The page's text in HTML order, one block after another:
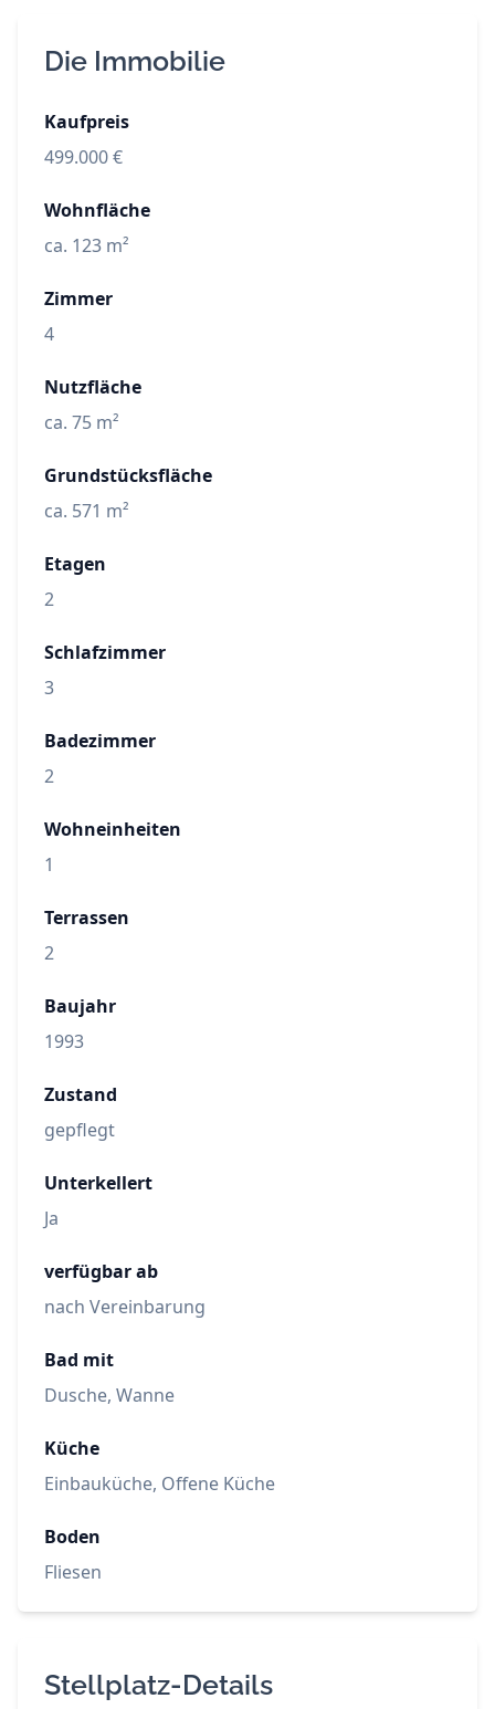
Die Immobilie
Kaufpreis
499.000 €
Wohnfläche
ca. 123 m²
Zimmer
4
Nutzfläche
ca. 75 m²
Grundstücksfläche
ca. 571 m²
Etagen
2
Schlafzimmer
3
Badezimmer
2
Wohneinheiten
1
Terrassen
2
Baujahr
1993
Zustand
gepflegt
Unterkellert
Ja
verfügbar ab
nach Vereinbarung
Bad mit
Dusche, Wanne
Küche
Einbauküche, Offene Küche
Boden
Fliesen
Stellplatz-Details